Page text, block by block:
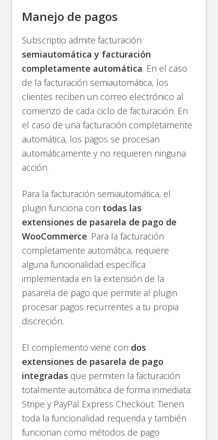
Manejo de pagos
Subscriptio admite facturación
semiautomática y facturación
completamente automática. En el caso
de la facturación semiautomática, los
clientes reciben un correo electrónico al
comienzo de cada ciclo de facturación. En
el caso de una facturación completamente
automática, los pagos se procesan
automáticamente y no requieren ninguna
acción.
Para la facturación semiautomática, el
plugin funciona con todas las
extensiones de pasarela de pago de
WooCommerce. Para la facturación
completamente automática, requiere
alguna funcionalidad específica
implementada en la extensión de la
pasarela de pago que permite al plugin
procesar pagos recurrentes a tu propia
discreción.
El complemento viene con dos
extensiones de pasarela de pago
integradas que permiten la facturación
totalmente automática de forma inmediata:
Stripe y PayPal Express Checkout. Tienen
toda la funcionalidad requerida y también
funcionan como métodos de pago